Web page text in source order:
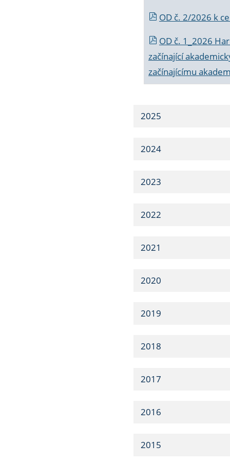
OD č. 2/2026 k
OD č. 1_2026
začínající
začínajícímu
2025
2024
2023
2022
2021
2020
2019
2018
2017
2016
2015